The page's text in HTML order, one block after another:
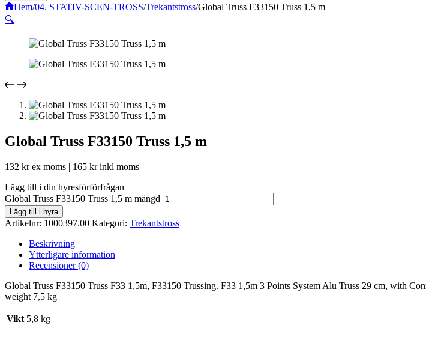
Hem/04. STATIV-SCEN-TROSS/Trekantstross/Global Truss F33150 Truss 1,5 m
🔍
Global Truss F33150 Truss 1,5 m
132 krex moms | 165 krinkl moms
Lägg till i din hyresförförfrågan
Global Truss F33150 Truss 1,5 m mängd
Lägg till i hyra
Artikelnr: 1000397.00 Kategori: Trekantstross
Beskrivning
Ytterligare information
Recensioner (0)
Global Truss F33150 Truss F33 1,5m, F33150 Trussing. F33 1,5m 3 Points System Alu Truss 29 cm, with
weight 7,5 kg
Vikt 5,8 kg